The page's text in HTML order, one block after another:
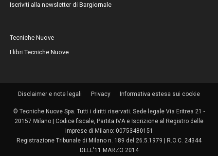
Iscriviti alla newsletter di Bargiornale
Tecniche Nuove
I libri Tecniche Nuove
Disclaimer e note legali Privacy Informativa estesa sui cookie
© Tecniche Nuove Spa. Tutti i diritti riservati. Sede legale Via Eritrea 21 -
20157 Milano | Codice fiscale, Partita IVA e Iscrizione al Registro delle
imprese di Milano: 00753480151
Registrazione Tribunale di Milano n. 189 del 26.5.1979 | R.O.C. 24344
DELL'11 MARZO 2014